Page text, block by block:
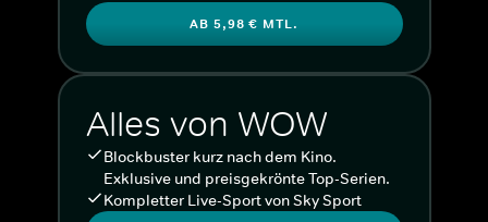
AB 5,98 € MTL.
Alles von WOW
Blockbuster kurz nach dem Kino.
Exklusive und preisgekrönte Top-Serien.
Kompletter Live-Sport von Sky Sport